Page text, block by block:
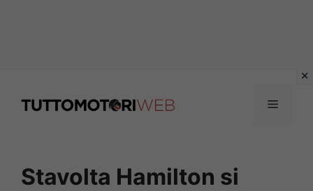
Menu
Stavolta Hamilton si